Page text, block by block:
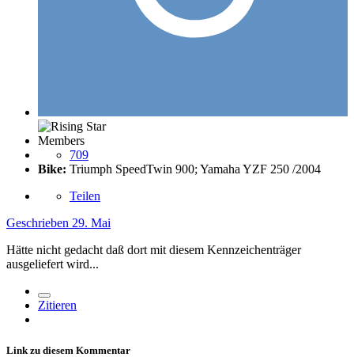
Members
709
Bike: Triumph SpeedTwin 900; Yamaha YZF 250 /2004
Teilen
Geschrieben 29. Mai
Hätte nicht gedacht daß dort mit diesem Kennzeichenträger
ausgeliefert wird...
Zitieren
Link zu diesem Kommentar